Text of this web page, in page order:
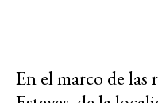
En el marco de